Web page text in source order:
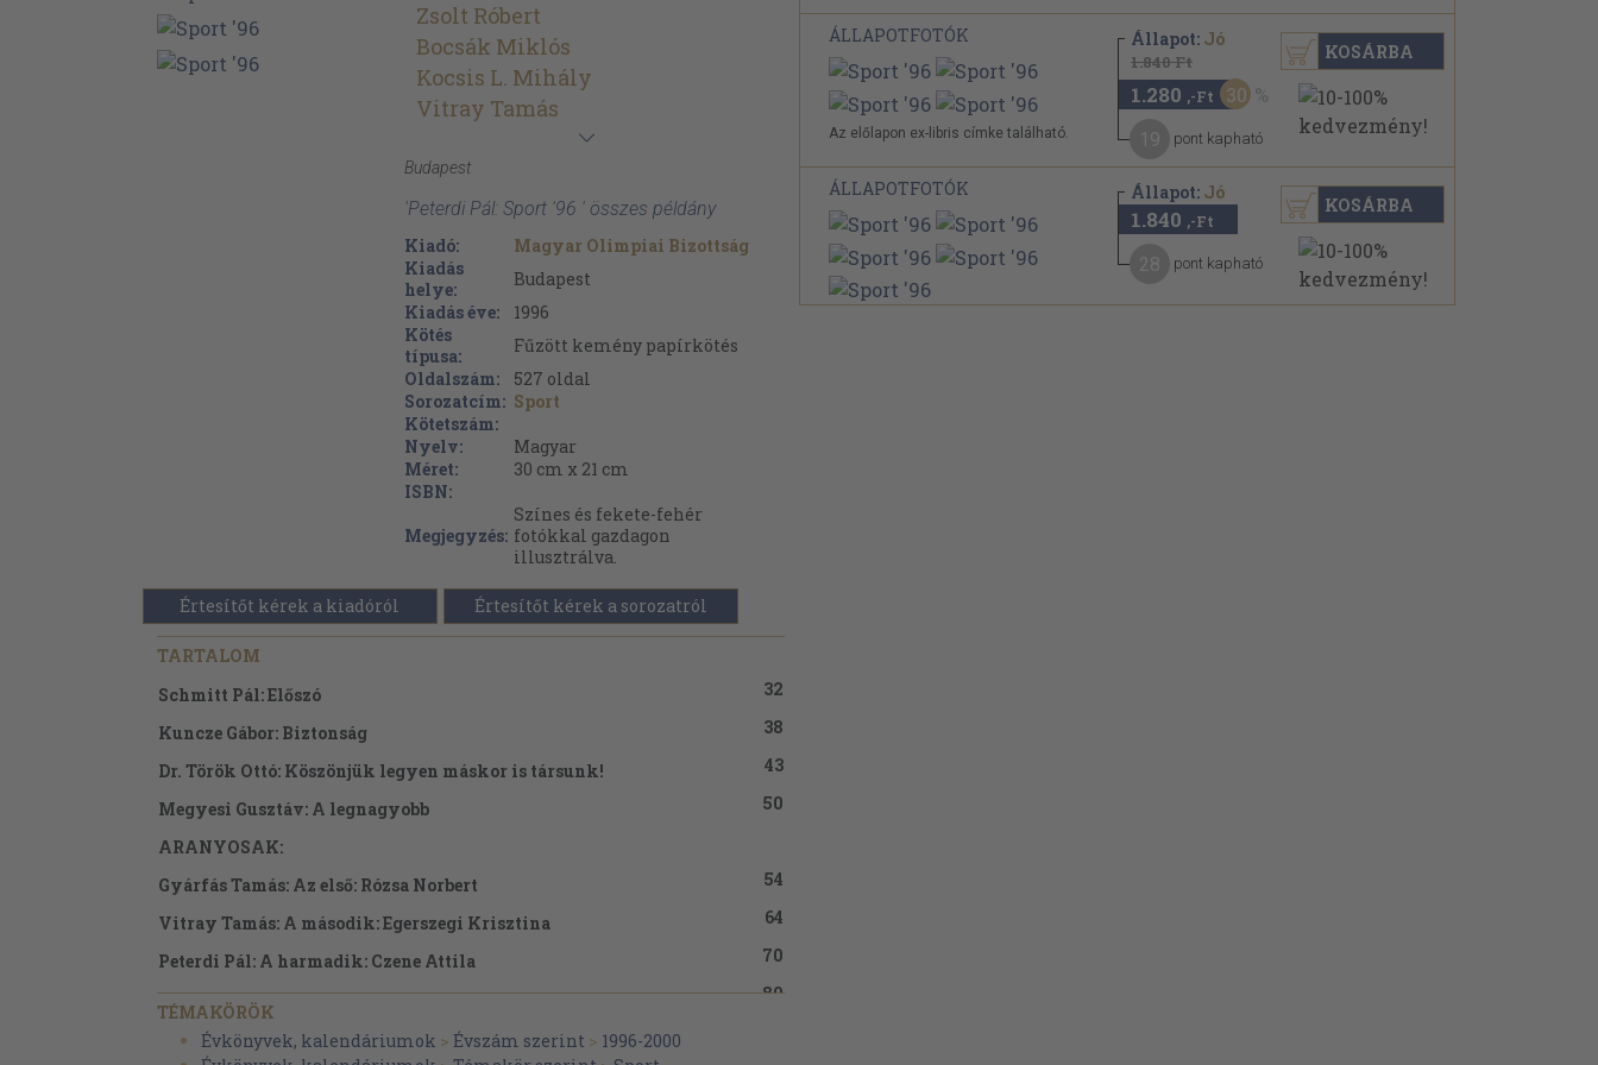
Zsolt Róbert
Bocsák Miklós
Kocsis L. Mihály
Vitray Tamás
Budapest
'Peterdi Pál: Sport '96 ' összes példány
Kiadó:
Magyar Olimpiai Bizottság
Kiadás
helye:
Budapest
Kiadás éve:
1996
Kötés
típusa:
Fűzött kemény papírkötés
Oldalszám:
527 oldal
Sorozatcím: Sport
Kötetszám:
Nyelv:
Magyar
Méret:
30 cm x 21 cm
ISBN:
Megjegyzés:
Színes és fekete-fehér
fotókkal gazdagon
illusztrálva.
Értesítőt kérek a kiadóról Értesítőt kérek a sorozatról
TARTALOM
Schmitt Pál: Előszó
32
Kuncze Gábor: Biztonság
38
Dr. Török Ottó: Köszönjük legyen máskor is társunk!
43
Megyesi Gusztáv: A legnagyobb
50
ARANYOSAK:
Gyárfás Tamás: Az első: Rózsa Norbert
54
Vitray Tamás: A második: Egerszegi Krisztina
64
Peterdi Pál: A harmadik: Czene Attila
70
Csurka Gergely: A negyedik: Kiss Balázs
80
Szegő András: Az ötödik: Kovács István
TÉMAKÖRÖK
Évkönyvek, kalendáriumok > Évszám szerint > 1996-2000
ÁLLAPOTFOTÓK
Az előlapon ex-libris címke található.
Állapot: Jó
1.840 Ft
1.280 ,-Ft 30
pont kapható
KOSÁRBA
ÁLLAPOTFOTÓK Állapot: Jó
1.840 ,-Ft
pont kapható
KOSÁRBA